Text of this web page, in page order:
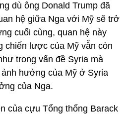
dù ông Donald Trump đã
hệ giữa Nga với Mỹ sẽ trở
cuối cùng, quan hệ này
chiến lược của Mỹ vẫn còn
trong vấn đề Syria mà
hưởng của Mỹ ở Syria
của Nga.
của cựu Tổng thống Barack